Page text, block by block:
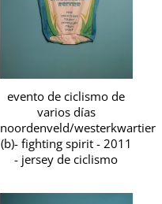
evento de ciclismo de
varios días
noordenveld/westerkwartier
(b)- fighting spirit - 2011
- jersey de ciclismo